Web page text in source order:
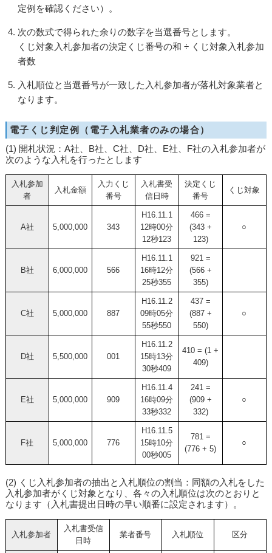
定例を確認ください）。
次の数式で得られた余りの数字を当選番号とします。
くじ対象入札参加者の決定くじ番号の和 ÷ くじ対象入札参加
者数
入札順位と当選番号が一致した入札参加者が落札対象業者と
なります。
電子くじ判定例（電子入札業者のみの場合）
(1) 開札状況：A社、B社、C社、D社、E社、F社の入札参加者が
次のような入札を行ったとします
入札参加
者
入札金額
入力くじ
番号
入札書受
信日時
決定くじ
番号
くじ対象
A社 5,000,000 343
H16.11.1
12時00分
12秒123
466 =
(343 +
123)
○
B社 6,000,000 566
H16.11.1
16時12分
25秒355
921 =
(566 +
355)
C社 5,000,000 887
H16.11.2
09時05分
55秒550
437 =
(887 +
550)
○
D社 5,500,000 001
H16.11.2
15時13分
30秒409
410 = (1 +
409)
E社 5,000,000 909
H16.11.4
16時09分
33秒332
241 =
(909 +
332)
○
F社 5,000,000 776
H16.11.5
15時10分
00秒005
781 =
(776 + 5)
○
(2) くじ入札参加者の抽出と入札順位の割当：同額の入札をした
入札参加者がくじ対象となり、各々の入札順位は次のとおりと
なります（入札書提出日時の早い順番に設定されます）。
入札参加者
入札書受信
日時
業者番号 入札順位 区分